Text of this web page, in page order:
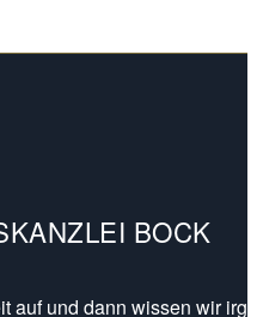
BOCK
auf und dann wissen wir